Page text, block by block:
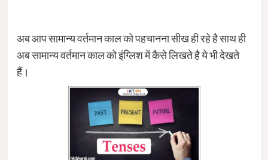
अब आप सामान्य वर्तमान काल को पहचानना सीख ही रहे है साथ ही
अब सामान्य वर्तमान काल को इंग्लिश में कैसे लिखते है ये भी देखते
हैं।